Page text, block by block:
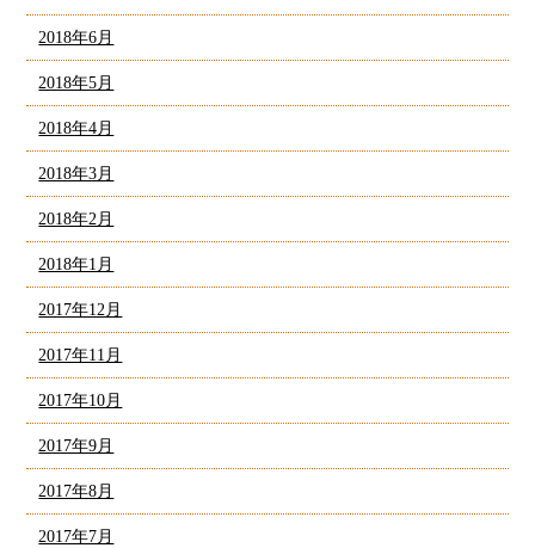
2018年6月
2018年5月
2018年4月
2018年3月
2018年2月
2018年1月
2017年12月
2017年11月
2017年10月
2017年9月
2017年8月
2017年7月